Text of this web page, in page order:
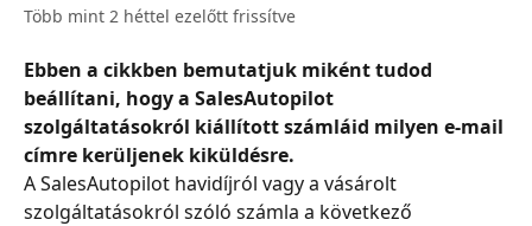
Több mint 2 héttel ezelőtt frissítve
Ebben a cikkben bemutatjuk miként tudod
beállítani, hogy a SalesAutopilot
szolgáltatásokról kiállított számláid milyen e-mail
címre kerüljenek kiküldésre.
A SalesAutopilot havidíjról vagy a vásárolt
szolgáltatásokról szóló számla a következő